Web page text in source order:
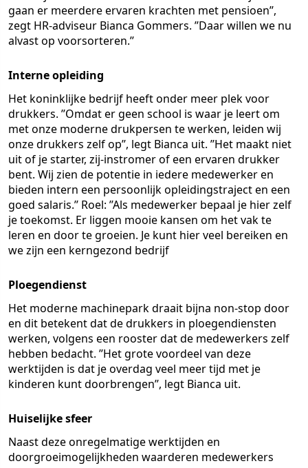
gaan er meerdere ervaren krachten met pensioen’’,
zegt HR-adviseur Bianca Gommers. ’’Daar willen we nu
alvast op voorsorteren.’’
Interne opleiding
Het koninklijke bedrijf heeft onder meer plek voor
drukkers. ’’Omdat er geen school is waar je leert om
met onze moderne drukpersen te werken, leiden wij
onze drukkers zelf op’’, legt Bianca uit. ’’Het maakt niet
uit of je starter, zij-instromer of een ervaren drukker
bent. Wij zien de potentie in iedere medewerker en
bieden intern een persoonlijk opleidingstraject en een
goed salaris.’’ Roel: ’’Als medewerker bepaal je hier zelf
je toekomst. Er liggen mooie kansen om het vak te
leren en door te groeien. Je kunt hier veel bereiken en
we zijn een kerngezond bedrijf
Ploegendienst
Het moderne machinepark draait bijna non-stop door
en dit betekent dat de drukkers in ploegendiensten
werken, volgens een rooster dat de medewerkers zelf
hebben bedacht. ’’Het grote voordeel van deze
werktijden is dat je overdag veel meer tijd met je
kinderen kunt doorbrengen’’, legt Bianca uit.
Huiselijke sfeer
Naast deze onregelmatige werktijden en
doorgroeimogelijkheden waarderen medewerkers